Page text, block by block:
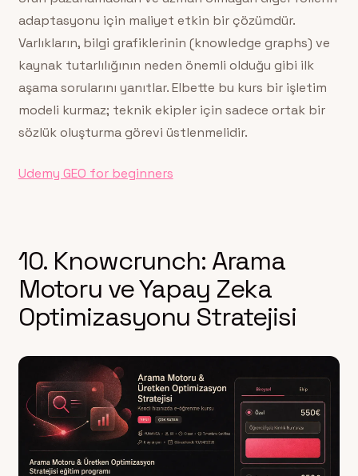
adaptasyonu için maliyet etkin bir çözümdür.
Varlıkların, bilgi grafiklerinin (knowledge graphs) ve
kaynak tutarlılığının neden önemli olduğu gibi ilk
aşama sorularını yanıtlar. Elbette bu kurs bir işletim
modeli kurmaz; teknik ekipler için sadece ortak bir
sözlük oluşturma görevi üstlenmelidir.
Udemy GEO for beginners
10. Knowcrunch: Arama
Motoru ve Yapay Zeka
Optimizasyonu Stratejisi